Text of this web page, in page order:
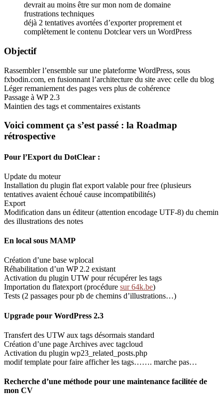
devrait au moins être sur mon nom de domaine
frustrations techniques
déjà 2 tentatives avortées d’exporter proprement et
complètement le contenu Dotclear vers un WordPress
Objectif
Rassembler l’ensemble sur une plateforme WordPress, sous
fxbodin.com, en fusionnant l’architecture du site avec celle du blog
Léger remaniement des pages vers plus de cohérence
Passage à WP 2.3
Maintien des tags et commentaires existants
Voici comment ça s’est passé : la Roadmap
rétrospective
Pour l’Export du DotClear :
Update du moteur
Installation du plugin flat export valable pour free (plusieurs
tentatives avaient échoué cause incompatibilités)
Export
Modification dans un éditeur (attention encodage UTF-8) du chemin
des illustrations des notes
En local sous MAMP
Création d’une base wplocal
Réhabilitation d’un WP 2.2 existant
Activation du plugin UTW pour récupérer les tags
Importation du flatexport (procédure sur 64k.be)
Tests (2 passages pour pb de chemins d’illustrations…)
Upgrade pour WordPress 2.3
Transfert des UTW aux tags désormais standard
Création d’une page Archives avec tagcloud
Activation du plugin wp23_related_posts.php
modif template pour faire afficher les tags……. marche pas…
Recherche d’une méthode pour une maintenance facilitée de
mon CV